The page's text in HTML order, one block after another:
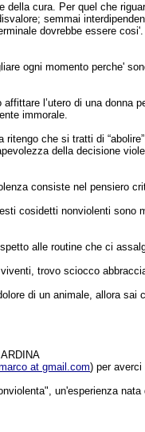
cura. Per quel che
semmai
dovrebbe essere
ogni momento perche'
l’utero di una donna
immorale.
che si tratti di
della decisione
consiste nel pensiero
cosidetti nonviolenti sono
alle routine che ci
trovo sciocco
di un animale, allora sai
at gmail.com) per
un'esperienza